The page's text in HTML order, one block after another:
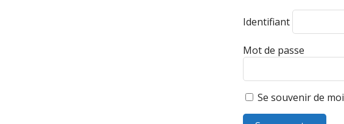
Identifiant
Mot de passe
Se souvenir de moi